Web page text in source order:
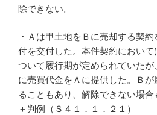
除できない。
・Ａは甲土地をＢに売却する契
付を交付した。本件契約において
ついて履行期が定められていたが
に売買代金をＡに提供した。Ｂが
ることもあり、解除できない場合
＋判例（Ｓ４１．１．２１）